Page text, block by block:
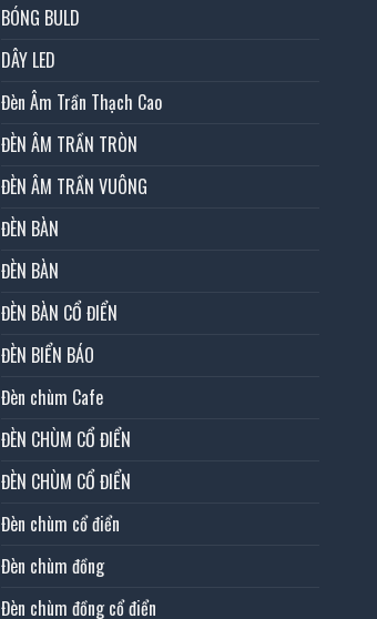
BÓNG BULD
DÂY LED
Đèn Âm Trần Thạch Cao
ĐÈN ÂM TRẦN TRÒN
ĐÈN ÂM TRẦN VUÔNG
ĐÈN BÀN
ĐÈN BÀN
ĐÈN BÀN CỔ ĐIỂN
ĐÈN BIỂN BÁO
Đèn chùm Cafe
ĐÈN CHÙM CỔ ĐIỂN
ĐÈN CHÙM CỔ ĐIỂN
Đèn chùm cổ điển
Đèn chùm đồng
Đèn chùm đồng cổ điển